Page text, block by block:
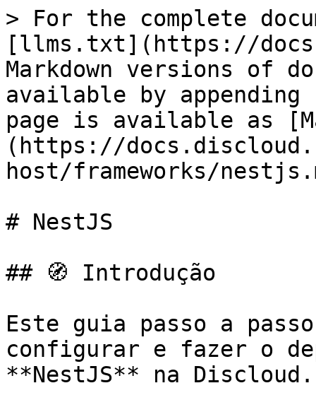
> For the complete
[llms.txt](https://
Markdown versions of
available by
page is available as
(https://
host/frameworks/
# NestJS
## 🧭 Introdução
Este guia passo a
configurar e fazer o
**NestJS** na Discloud.